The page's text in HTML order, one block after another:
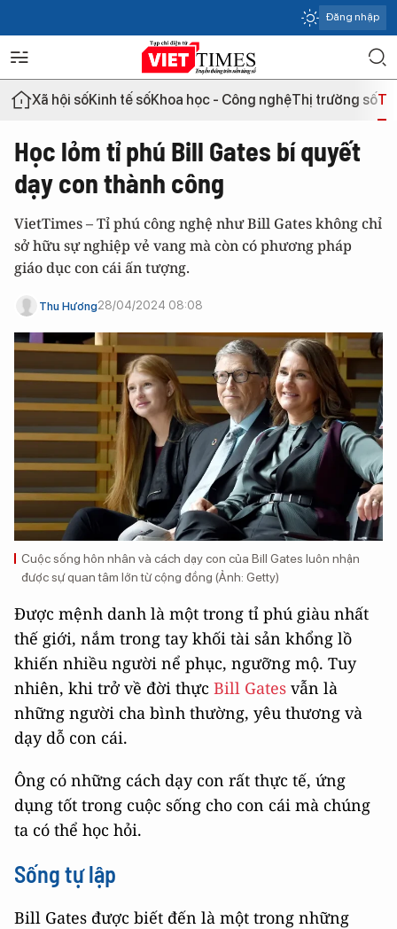
Đăng nhập
Xã hội sốKinh tế sốKhoa học - Công nghệThị trường số
Học lỏm tỉ phú Bill Gates bí quyết
dạy con thành công
VietTimes – Tỉ phú công nghệ như Bill Gates không chỉ
sở hữu sự nghiệp vẻ vang mà còn có phương pháp
giáo dục con cái ấn tượng.
Thu Hương28/04/2024 08:08
Cuộc sống hôn nhân và cách dạy con của Bill Gates luôn nhận
được sự quan tâm lớn từ cộng đồng (Ảnh: Getty)
Được mệnh danh là một trong tỉ phú giàu nhất
thế giới, nắm trong tay khối tài sản khổng lồ
khiến nhiều người nể phục, ngưỡng mộ. Tuy
nhiên, khi trở về đời thực Bill Gates vẫn là
những người cha bình thường, yêu thương và
dạy dỗ con cái.
Ông có những cách dạy con rất thực tế, ứng
dụng tốt trong cuộc sống cho con cái mà chúng
ta có thể học hỏi.
Sống tự lập
Bill Gates được biết đến là một trong những